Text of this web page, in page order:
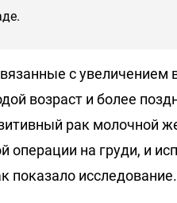
с увеличением
возраст и более
рак молочной
операции на груди, и
показало исследование.